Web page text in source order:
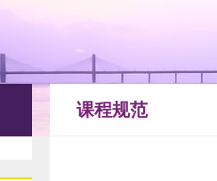
课程规范